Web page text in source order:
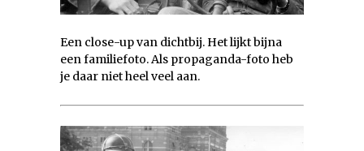
Een close-up van dichtbij. Het lijkt bijna
een familiefoto. Als propaganda-foto heb
je daar niet heel veel aan.